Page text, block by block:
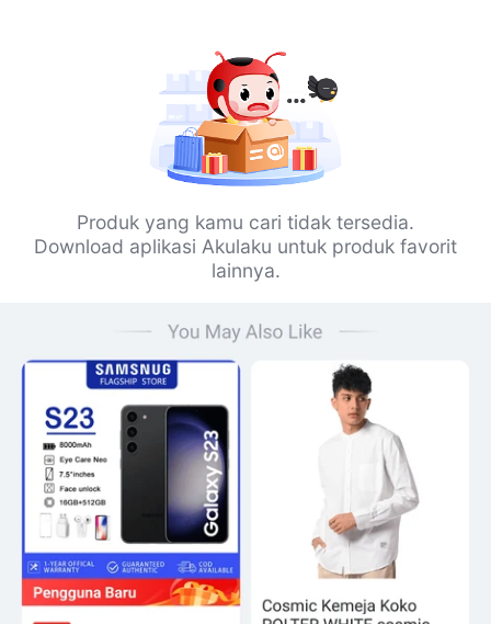
Produk yang kamu cari tidak tersedia.
Download aplikasi Akulaku untuk produk favorit
lainnya.